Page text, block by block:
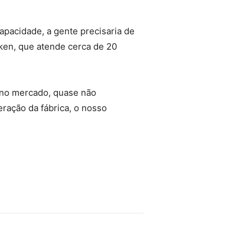
a gente precisaria de
que atende cerca de 20
mercado, quase não
da fábrica, o nosso